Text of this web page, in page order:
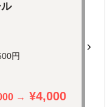
円
→ ¥4,000